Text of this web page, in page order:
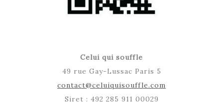
Celui qui souffle
49 rue Gay-Lussac Paris 5
contact@celuiquisouffle.com
Siret : 492 285 911 00029